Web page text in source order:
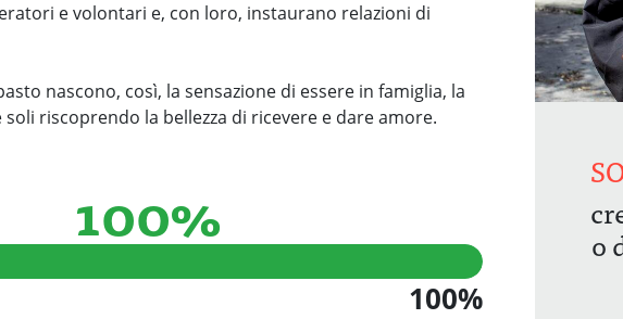
e volontari e, con loro, instaurano relazioni di
nascono, così, la sensazione di essere in famiglia, la
soli riscoprendo la bellezza di ricevere e dare amore.
100%
100%
o